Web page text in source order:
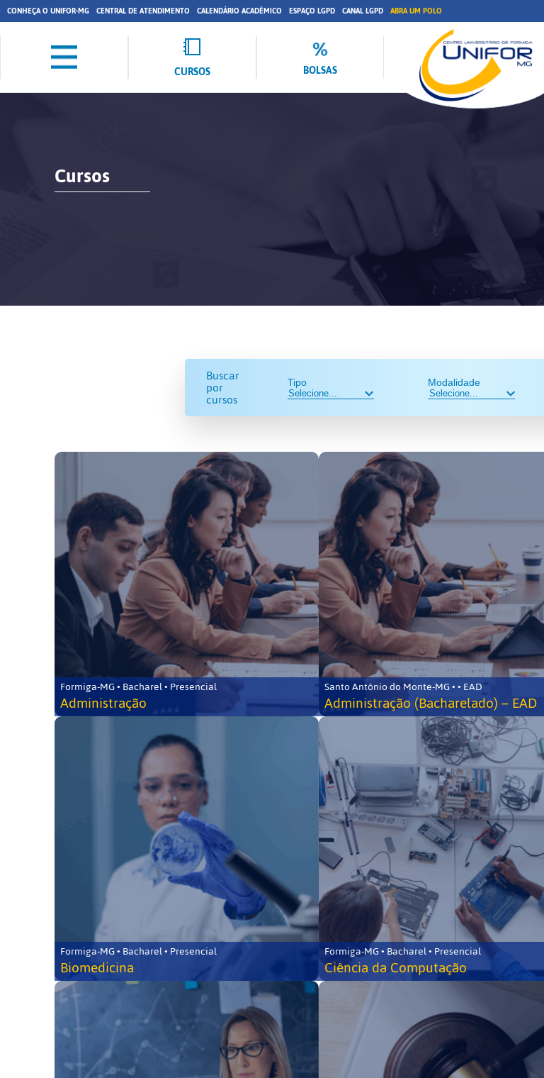
CONHEÇA O UNIFOR-MG CENTRAL DE ATENDIMENTO CALENDÁRIO ACADÊMICO ESPAÇO LGPD CANAL LGPD ABRA UM POLO
CURSOS BOLSAS
Cursos
Buscar
por
cursos
Tipo Modalidade
Formiga-MG • Bacharel • Presencial
Administração
Santo Antônio do Monte-MG • • EAD
Administração (Bacharelado) – EAD
Formiga-MG • Bacharel • Presencial
Biomedicina
Formiga-MG • Bacharel • Presencial
Ciência da Computação